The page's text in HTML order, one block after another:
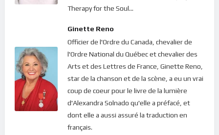
présence totale à chaque instant de notre vie. Alors toute
car au plus profond de notre être renaîtra cette lumière
longtemps enfouie par les peurs, lumière qui dissipera les
ténèbres en nous et tout autour de nous !
Dans le calme de ton coeur, écoute ce message de lumière.
Bonne méditation.
Therapy for the Soul...
Ginette Reno
Officier de l'Ordre du Canada, chevalier de
l'Ordre National du Québec et chevalier des
Arts et des Lettres de France, Ginette Reno,
star de la chanson et de la scène, a eu un vrai
coup de coeur pour le livre de la lumière
d'Alexandra Solnado qu'elle a préfacé, et
dont elle a aussi assuré la traduction en
français.